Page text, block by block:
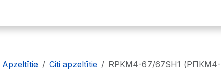
Apzeltītie Citi apzeltītie RPKM4-67/67SH1